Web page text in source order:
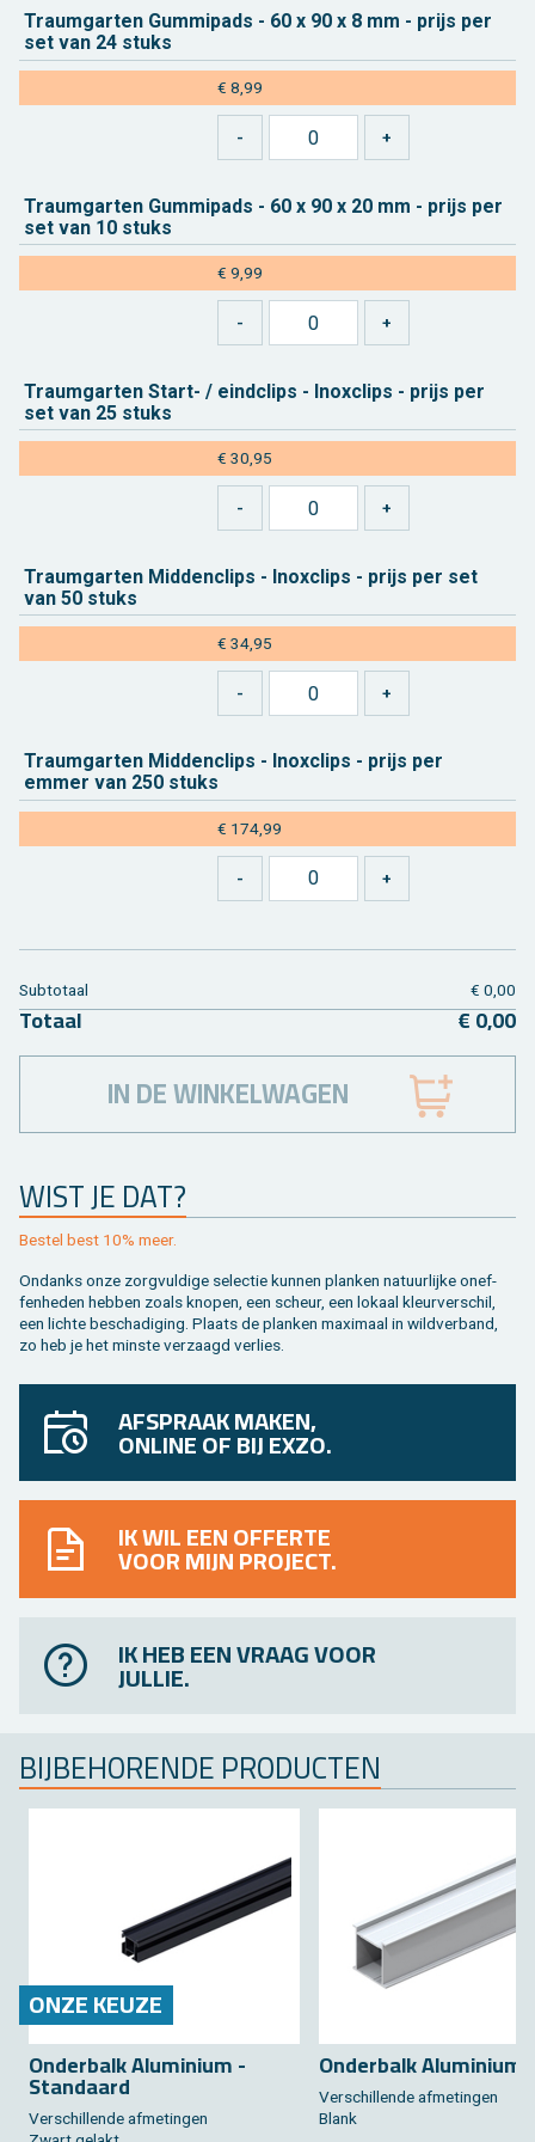
Traum­gar­ten Gum­mi­pads - 60 x 90 x 8 mm - prijs per
set van 24 stuks
€ 8,99
Traum­gar­ten Gum­mi­pads - 60 x 90 x 20 mm - prijs per
set van 10 stuks
€ 9,99
Traum­gar­ten Start- / eind­clips - In­ox­clips - prijs per
set van 25 stuks
€ 30,95
Traum­gar­ten Mid­den­clips - In­ox­clips - prijs per set
van 50 stuks
€ 34,95
Traum­gar­ten Mid­den­clips - In­ox­clips - prijs per
emmer van 250 stuks
€ 174,99
WIST JE DAT?
Be­stel best 10% meer.
On­danks onze zorg­vul­di­ge se­lec­tie kun­nen plan­ken na­tuur­lij­ke on­ef­
fen­he­den heb­ben zoals kno­pen, een scheur, een lo­kaal kleur­ver­schil,
een lich­te be­scha­di­ging. Plaats de plan­ken maxi­maal in wild­ver­band,
zo heb je het min­ste ver­zaagd ver­lies.
Sub­to­taal € 0,00
To­taal € 0,00
IN DE WINKELWAGEN
AFSPRAAK MAKEN,
ONLINE OF BIJ EXZO.
IK WIL EEN OFFERTE
VOOR MIJN PROJECT.
IK HEB EEN VRAAG VOOR
JULLIE.
BIJ­BE­HO­REN­DE PRO­DUC­TEN
ONZE KEUZE
On­der­balk Alu­mi­ni­um -
Stan­daard
Ver­schil­len­de af­me­tin­gen
On­der­balk Alu­mi­ni­um
Ver­schil­len­de af­me­tin­gen
Blank